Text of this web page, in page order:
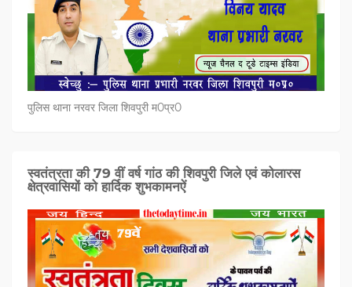
पुलिस थाना नरवर जिला शिवपुरी म0प्र0
स्वतंत्रता की 79 वीं वर्ष गांठ की शिवपुरी जिले एवं कोलारस
क्षेत्रवासियों को हार्दिक शुभकामनऐं